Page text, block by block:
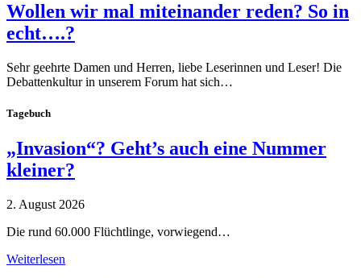
Wollen wir mal miteinander reden? So in
echt….?
Sehr geehrte Damen und Herren, liebe Leserinnen und Leser! Die
Debattenkultur in unserem Forum hat sich…
Tagebuch
„Invasion“? Geht’s auch eine Nummer
kleiner?
2. August 2026
Die rund 60.000 Flüchtlinge, vorwiegend…
Weiterlesen